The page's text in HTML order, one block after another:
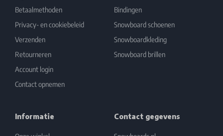
Betaalmethoden
Privacy- en cookiebeleid
Verzenden
Retourneren
Account login
Contact opnemen
Bindingen
Snowboard schoenen
Snowboardkleding
Snowboard brillen
Informatie Contact gegevens